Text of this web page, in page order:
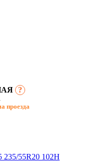
?
проезда